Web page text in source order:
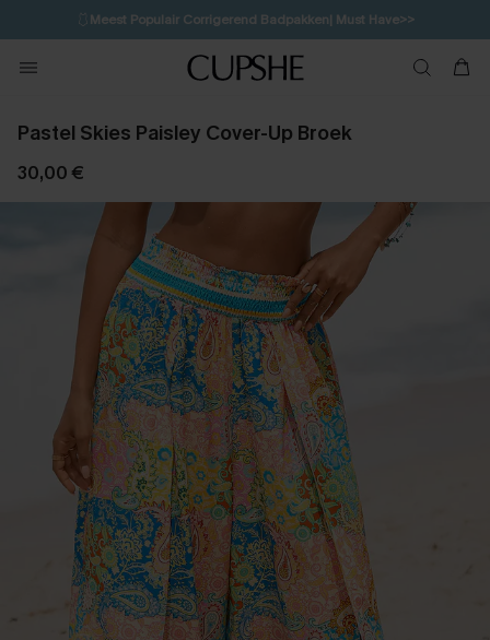
🩱Meest Populair Corrigerend Badpakken| Must Have>>
💌Abonneer je & ontvang tot 15% korting>>
Koop 3, krijg 15% korting | CODE: SW15
Pastel Skies Paisley Cover-Up Broek
30,00 €